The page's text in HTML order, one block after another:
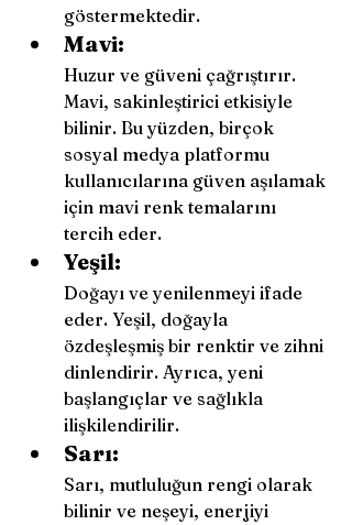
göstermektedir.
Mavi:
Huzur ve güveni çağrıştırır.
Mavi, sakinleştirici etkisiyle
bilinir. Bu yüzden, birçok
sosyal medya platformu
kullanıcılarına güven aşılamak
için mavi renk temalarını
tercih eder.
Yeşil:
Doğayı ve yenilenmeyi ifade
eder. Yeşil, doğayla
özdeşleşmiş bir renktir ve zihni
dinlendirir. Ayrıca, yeni
başlangıçlar ve sağlıkla
ilişkilendirilir.
Sarı:
Sarı, mutluluğun rengi olarak
bilinir ve neşeyi, enerjiyi